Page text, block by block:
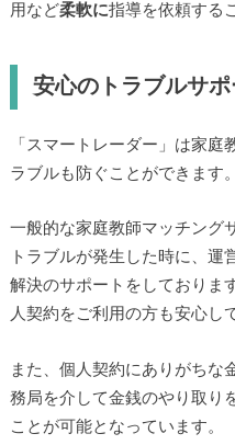
用など柔軟に指導を依頼する
安心のトラブルサポ
「スマートレーダー」は家庭
ラブルも防ぐことができます。
一般的な家庭教師マッチング
トラブルが発生した時に、
解決のサポートをしておりま
人契約をご利用の方も安心し
また、個人契約にありがちな
務局を介して金銭のやり取り
ことが可能となっています。